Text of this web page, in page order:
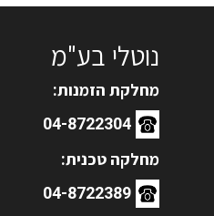
נוטלי בע"מ
מחלקת הזמנות:
04-8722304
מחלקה טכנית:
04-8722389